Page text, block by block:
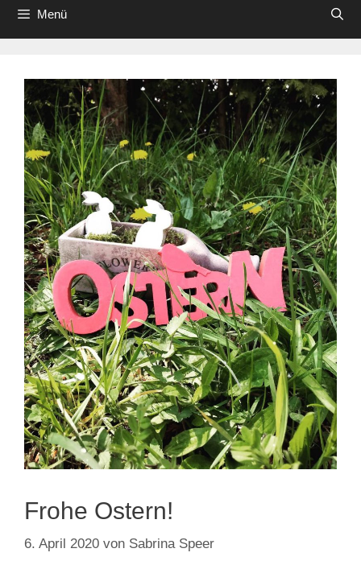
Menü
Frohe Ostern!
6. April 2020 von Sabrina Speer